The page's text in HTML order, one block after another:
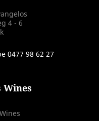
4 - 6
0477 98 62 27
Wines